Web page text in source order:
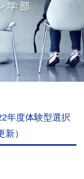
学部
年度体験型選択
）